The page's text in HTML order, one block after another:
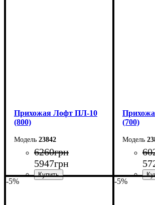
Прихожая Лофт ПЛ-10
(800)
23842
6260грн
5947грн
(700)
-5% -5%